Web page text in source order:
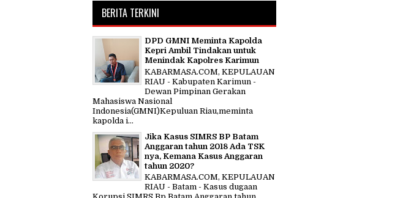
BERITA TERKINI
DPD GMNI Meminta Kapolda
Kepri Ambil Tindakan untuk
Menindak Kapolres Karimun
KABARMASA.COM, KEPULAUAN
RIAU - Kabupaten Karimun -
Dewan Pimpinan Gerakan
Mahasiswa Nasional
Indonesia(GMNI)Kepuluan Riau,meminta
kapolda i...
Jika Kasus SIMRS BP Batam
Anggaran tahun 2018 Ada TSK
nya, Kemana Kasus Anggaran
tahun 2020?
KABARMASA.COM, KEPULAUAN
RIAU - Batam - Kasus dugaan